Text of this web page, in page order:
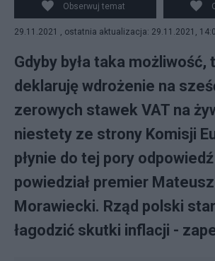
Obserwuj temat
29.11.2021 , ostatnia aktualizacja: 29.11.2021,
Gdyby była taka możliwość,
deklaruję wdrożenie na
zerowych stawek VAT na
niestety ze strony Komisji
płynie do tej pory
powiedział premier Mateusz
Morawiecki. Rząd polski
łagodzić skutki inflacji -